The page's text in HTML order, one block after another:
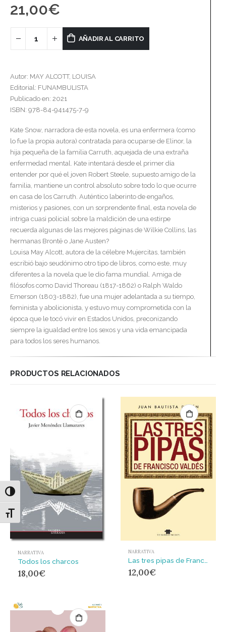
Alternar alto contraste
Alternar tamaño de letra
21,00€
AÑADIR AL CARRITO
Autor: MAY ALCOTT, LOUISA
Editorial: FUNAMBULISTA
Publicado en: 2021
ISBN: 978-84-941475-7-9
Kate Snow, narradora de esta novela, es una enfermera (como
lo fue la propia autora) contratada para ocuparse de Elinor, la
hija pequeña de la familia Carruth, aquejada de una extraña
enfermedad mental. Kate intentará desde el primer día
entender por qué el joven Robert Steele, supuesto amigo de la
familia, mantiene un control absoluto sobre todo lo que ocurre
en casa de los Carruth. Auténtico laberinto de engaños,
misterios y pasiones, con un sorprendente final, esta novela de
intriga cuasi policial sobre la maldición de una estirpe
recuerda algunas de las mejores páginas de Wilkie Collins, las
hermanas Brontë o Jane Austen?
Louisa May Alcott, autora de la célebre Mujercitas, también
escribió bajo seudónimo otro tipo de libros, como este, muy
diferentes a la novela que le dio fama mundial. Amiga de
filósofos como David Thoreau (1817-1862) o Ralph Waldo
Emerson (1803-1882), fue una mujer adelantada a su tiempo,
feminista y abolicionista, y estuvo muy comprometida con la
época que le tocó vivir en Estados Unidos, preconizando
siempre la igualdad entre los sexos y una vida emancipada
para todos los seres humanos.
PRODUCTOS RELACIONADOS
NARRATIVA
Todos los charcos
18,00€
NARRATIVA
Las tres pipas de Francisco Valdés
12,00€